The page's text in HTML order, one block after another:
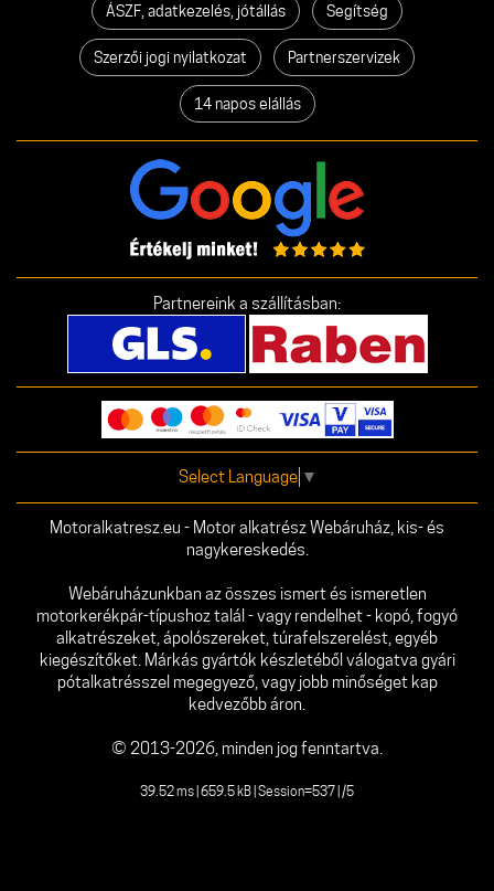
ÁSZF, adatkezelés, jótállás Segítség
Szerzői jogi nyilatkozat Partnerszervizek
14 napos elállás
Partnereink a szállításban:
Select Language ▼
Motoralkatresz.eu - Motor alkatrész Webáruház, kis- és
nagykereskedés.
Webáruházunkban az összes ismert és ismeretlen
motorkerékpár-típushoz talál - vagy rendelhet - kopó, fogyó
alkatrészeket, ápolószereket, túrafelszerelést, egyéb
kiegészítőket. Márkás gyártók készletéből válogatva gyári
pótalkatrésszel megegyező, vagy jobb minőséget kap
kedvezőbb áron.
© 2013-2026, minden jog fenntartva.
39.52 ms | 659.5 kB | Session=537 | /5